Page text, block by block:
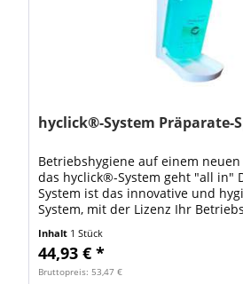
hyclick®-System Präparate-
Betriebshygiene auf einem neuen
das hyclick®-System geht "all in"
System ist das innovative und
System, mit der Lizenz Ihr
Inhalt 1 Stück
44,93 € *
Bruttopreis: 53,47 €